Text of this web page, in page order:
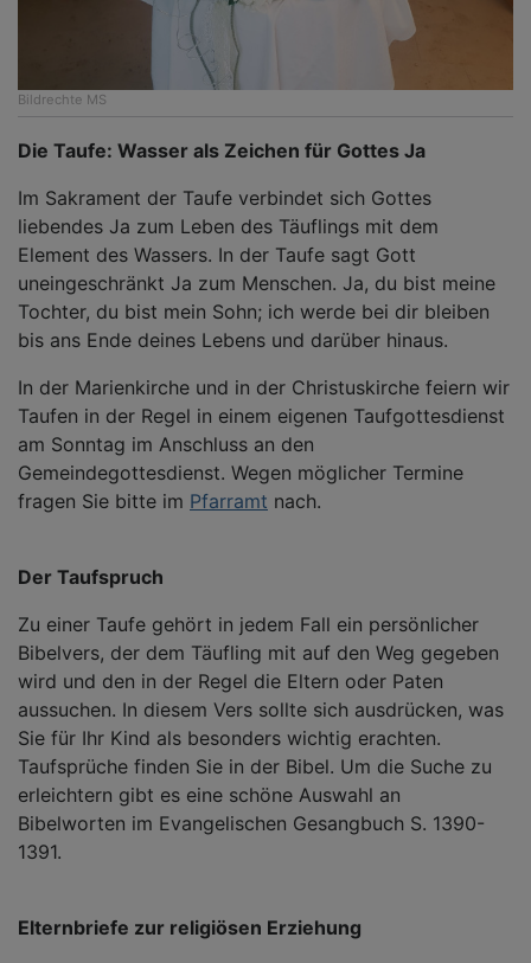
Bildrechte MS
Die Taufe: Wasser als Zeichen für Gottes Ja
Im Sakrament der Taufe verbindet sich Gottes
liebendes Ja zum Leben des Täuflings mit dem
Element des Wassers. In der Taufe sagt Gott
uneingeschränkt Ja zum Menschen. Ja, du bist meine
Tochter, du bist mein Sohn; ich werde bei dir bleiben
bis ans Ende deines Lebens und darüber hinaus.
In der Marienkirche und in der Christuskirche feiern wir
Taufen in der Regel in einem eigenen Taufgottesdienst
am Sonntag im Anschluss an den
Gemeindegottesdienst. Wegen möglicher Termine
fragen Sie bitte im Pfarramt nach.
Der Taufspruch
Zu einer Taufe gehört in jedem Fall ein persönlicher
Bibelvers, der dem Täufling mit auf den Weg gegeben
wird und den in der Regel die Eltern oder Paten
aussuchen. In diesem Vers sollte sich ausdrücken, was
Sie für Ihr Kind als besonders wichtig erachten.
Taufsprüche finden Sie in der Bibel. Um die Suche zu
erleichtern gibt es eine schöne Auswahl an
Bibelworten im Evangelischen Gesangbuch S. 1390-
1391.
Elternbriefe zur religiösen Erziehung